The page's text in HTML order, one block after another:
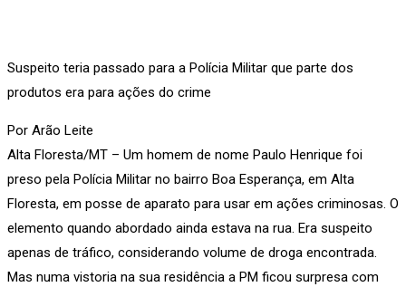
Suspeito teria passado para a Polícia Militar que parte dos
produtos era para ações do crime
Por Arão Leite
Alta Floresta/MT – Um homem de nome Paulo Henrique foi
preso pela Polícia Militar no bairro Boa Esperança, em Alta
Floresta, em posse de aparato para usar em ações criminosas. O
elemento quando abordado ainda estava na rua. Era suspeito
apenas de tráfico, considerando volume de droga encontrada.
Mas numa vistoria na sua residência a PM ficou surpresa com